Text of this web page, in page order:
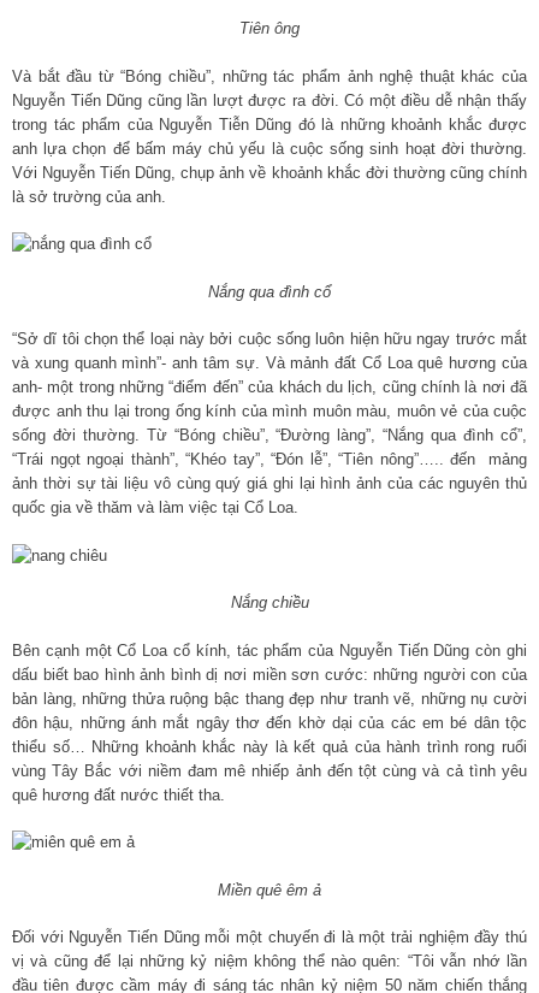
Tiên ông
Và bắt đầu từ “Bóng chiều”, những tác phẩm ảnh nghệ thuật khác của
Nguyễn Tiến Dũng cũng lần lượt được ra đời. Có một điều dễ nhận thấy
trong tác phẩm của Nguyễn Tiễn Dũng đó là những khoảnh khắc được
anh lựa chọn để bấm máy chủ yếu là cuộc sống sinh hoạt đời thường.
Với Nguyễn Tiến Dũng, chụp ảnh về khoảnh khắc đời thường cũng chính
là sở trường của anh.
Nắng qua đình cổ
“Sở dĩ tôi chọn thể loại này bởi cuộc sống luôn hiện hữu ngay trước mắt
và xung quanh mình”- anh tâm sự. Và mảnh đất Cổ Loa quê hương của
anh- một trong những “điểm đến” của khách du lịch, cũng chính là nơi đã
được anh thu lại trong ống kính của mình muôn màu, muôn vẻ của cuộc
sống đời thường. Từ “Bóng chiều”, “Đường làng”, “Nắng qua đình cổ”,
“Trái ngọt ngoại thành”, “Khéo tay”, “Đón lễ”, “Tiên nông”….. đến mảng
ảnh thời sự tài liệu vô cùng quý giá ghi lại hình ảnh của các nguyên thủ
quốc gia về thăm và làm việc tại Cổ Loa.
Nắng chiều
Bên cạnh một Cổ Loa cổ kính, tác phẩm của Nguyễn Tiến Dũng còn ghi
dấu biết bao hình ảnh bình dị nơi miền sơn cước: những người con của
bản làng, những thửa ruộng bậc thang đẹp như tranh vẽ, những nụ cười
đôn hậu, những ánh mắt ngây thơ đến khờ dại của các em bé dân tộc
thiểu số… Những khoảnh khắc này là kết quả của hành trình rong ruổi
vùng Tây Bắc với niềm đam mê nhiếp ảnh đến tột cùng và cả tình yêu
quê hương đất nước thiết tha.
Miền quê êm ả
Đối với Nguyễn Tiến Dũng mỗi một chuyến đi là một trải nghiệm đầy thú
vị và cũng để lại những kỷ niệm không thể nào quên: “Tôi vẫn nhớ lần
đầu tiên được cầm máy đi sáng tác nhân kỷ niệm 50 năm chiến thắng